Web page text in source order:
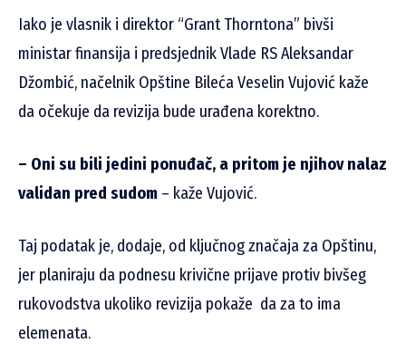
Iako je vlasnik i direktor “Grant Thorntona” bivši
ministar finansija i predsjednik Vlade RS Aleksandar
Džombić, načelnik Opštine Bileća Veselin Vujović kaže
da očekuje da revizija bude urađena korektno.
– Oni su bili jedini ponuđač, a pritom je njihov nalaz
validan pred sudom – kaže Vujović.
Taj podatak je, dodaje, od ključnog značaja za Opštinu,
jer planiraju da podnesu krivične prijave protiv bivšeg
rukovodstva ukoliko revizija pokaže da za to ima
elemenata.